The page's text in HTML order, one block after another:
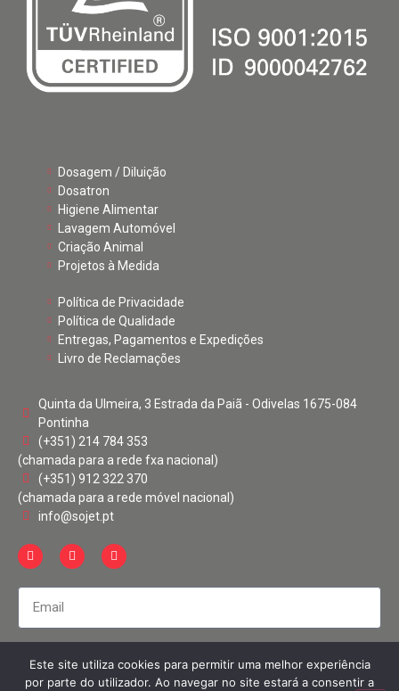
Dosagem / Diluição
Dosatron
Higiene Alimentar
Lavagem Automóvel
Criação Animal
Projetos à Medida
Política de Privacidade
Política de Qualidade
Entregas, Pagamentos e Expedições
Livro de Reclamações
Quinta da Ulmeira, 3 Estrada da Paiã - Odivelas 1675-084
Pontinha
(+351) 214 784 353
(chamada para a rede fxa nacional)
(+351) 912 322 370
(chamada para a rede móvel nacional)
info@sojet.pt
Este site utiliza cookies para permitir uma melhor experiência
por parte do utilizador. Ao navegar no site estará a consentir a